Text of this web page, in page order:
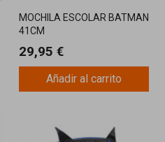
MOCHILA ESCOLAR BATMAN
41CM
29,95 €
Añadir al carrito